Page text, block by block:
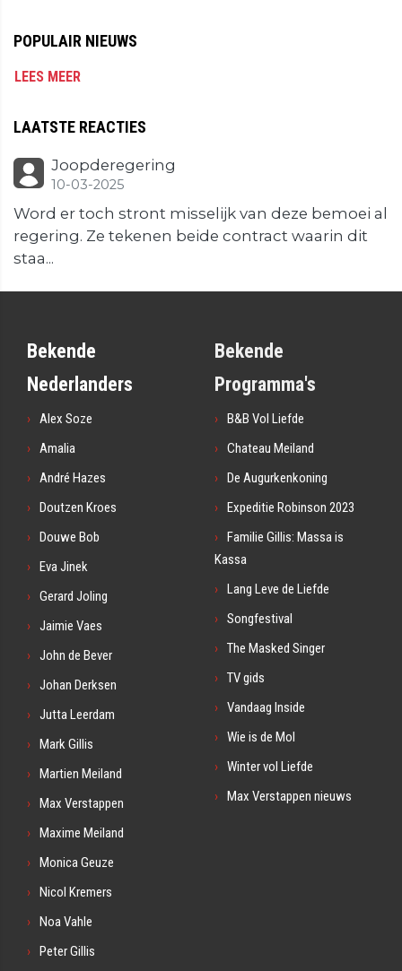
POPULAIR NIEUWS
LEES MEER
LAATSTE REACTIES
Joopderegering
10-03-2025
Word er toch stront misselijk van deze bemoei al
regering. Ze tekenen beide contract waarin dit
staa...
Bekende
Nederlanders
Alex Soze
Amalia
André Hazes
Doutzen Kroes
Douwe Bob
Eva Jinek
Gerard Joling
Jaimie Vaes
John de Bever
Johan Derksen
Jutta Leerdam
Mark Gillis
Martien Meiland
Max Verstappen
Maxime Meiland
Monica Geuze
Nicol Kremers
Noa Vahle
Peter Gillis
Bekende
Programma's
B&B Vol Liefde
Chateau Meiland
De Augurkenkoning
Expeditie Robinson 2023
Familie Gillis: Massa is
Kassa
Lang Leve de Liefde
Songfestival
The Masked Singer
TV gids
Vandaag Inside
Wie is de Mol
Winter vol Liefde
Max Verstappen nieuws